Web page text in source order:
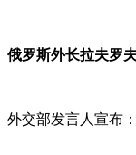
俄罗斯外长拉夫罗
外交部发言人宣布